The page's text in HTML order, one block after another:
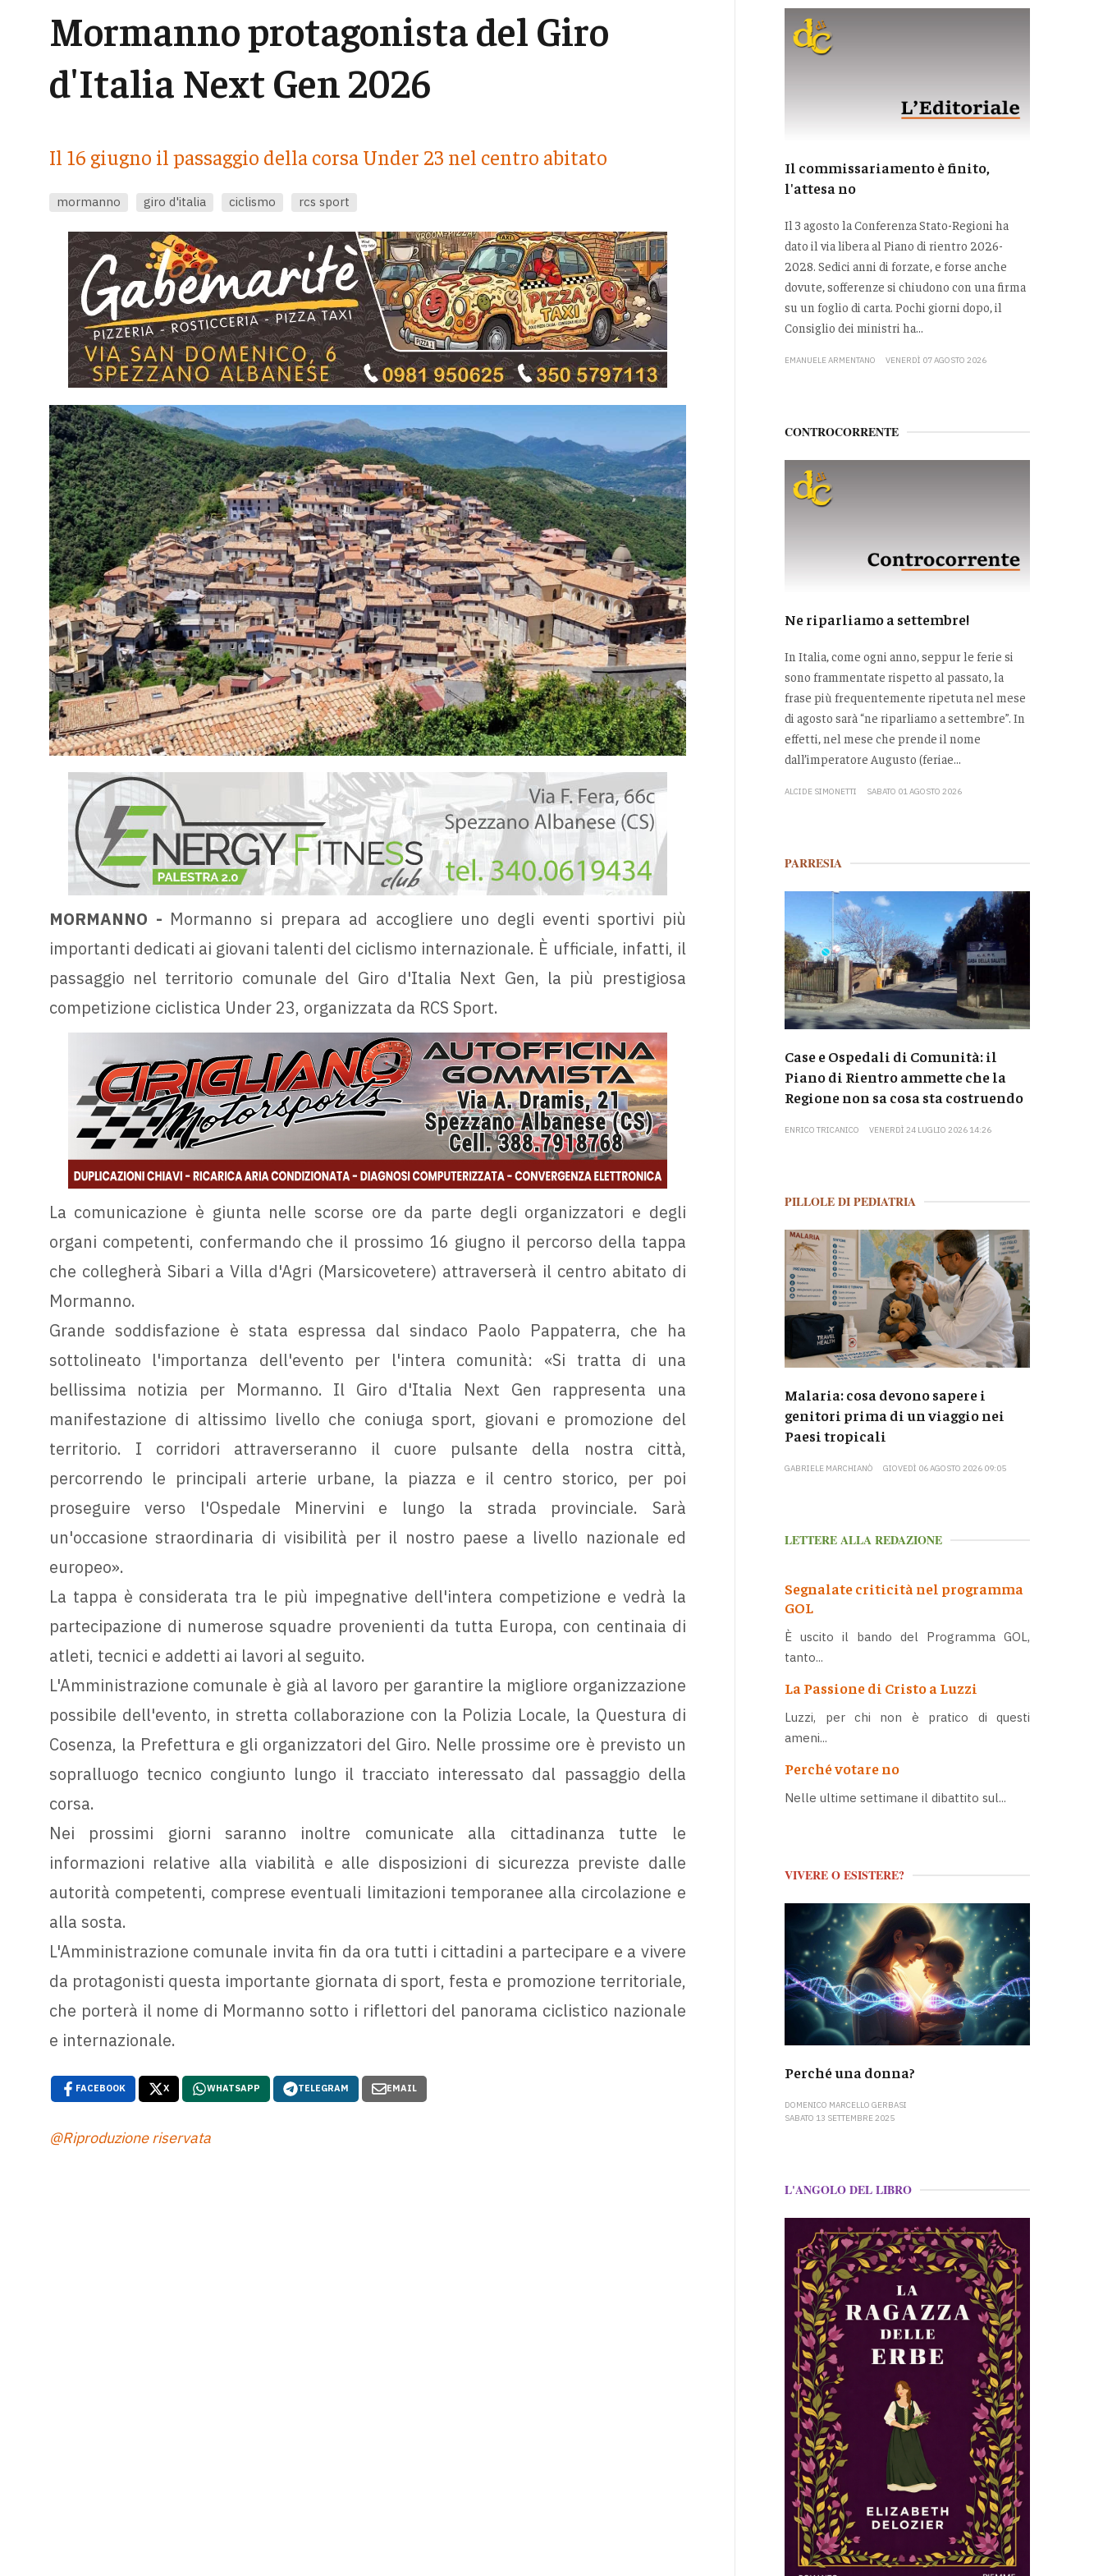
Mormanno protagonista del Giro
d'Italia Next Gen 2026
Il 16 giugno il passaggio della corsa Under 23 nel centro abitato
mormanno giro d'italia ciclismo rcs sport
MORMANNO - Mormanno si prepara ad accogliere uno degli eventi sportivi più
importanti dedicati ai giovani talenti del ciclismo internazionale. È ufficiale, infatti, il
passaggio nel territorio comunale del Giro d'Italia Next Gen, la più prestigiosa
competizione ciclistica Under 23, organizzata da RCS Sport.
La comunicazione è giunta nelle scorse ore da parte degli organizzatori e degli
organi competenti, confermando che il prossimo 16 giugno il percorso della tappa
che collegherà Sibari a Villa d'Agri (Marsicovetere) attraverserà il centro abitato di
Mormanno.
Grande soddisfazione è stata espressa dal sindaco Paolo Pappaterra, che ha
sottolineato l'importanza dell'evento per l'intera comunità: «Si tratta di una
bellissima notizia per Mormanno. Il Giro d'Italia Next Gen rappresenta una
manifestazione di altissimo livello che coniuga sport, giovani e promozione del
territorio. I corridori attraverseranno il cuore pulsante della nostra città,
percorrendo le principali arterie urbane, la piazza e il centro storico, per poi
proseguire verso l'Ospedale Minervini e lungo la strada provinciale. Sarà
un'occasione straordinaria di visibilità per il nostro paese a livello nazionale ed
europeo».
La tappa è considerata tra le più impegnative dell'intera competizione e vedrà la
partecipazione di numerose squadre provenienti da tutta Europa, con centinaia di
atleti, tecnici e addetti ai lavori al seguito.
L'Amministrazione comunale è già al lavoro per garantire la migliore organizzazione
possibile dell'evento, in stretta collaborazione con la Polizia Locale, la Questura di
Cosenza, la Prefettura e gli organizzatori del Giro. Nelle prossime ore è previsto un
sopralluogo tecnico congiunto lungo il tracciato interessato dal passaggio della
corsa.
Nei prossimi giorni saranno inoltre comunicate alla cittadinanza tutte le
informazioni relative alla viabilità e alle disposizioni di sicurezza previste dalle
autorità competenti, comprese eventuali limitazioni temporanee alla circolazione e
alla sosta.
L'Amministrazione comunale invita fin da ora tutti i cittadini a partecipare e a vivere
da protagonisti questa importante giornata di sport, festa e promozione territoriale,
che porterà il nome di Mormanno sotto i riflettori del panorama ciclistico nazionale
e internazionale.
FACEBOOK X WHATSAPP TELEGRAM EMAIL
@Riproduzione riservata
Il commissariamento è finito,
l'attesa no
Il 3 agosto la Conferenza Stato-Regioni ha
dato il via libera al Piano di rientro 2026-
2028. Sedici anni di forzate, e forse anche
dovute, sofferenze si chiudono con una firma
su un foglio di carta. Pochi giorni dopo, il
Consiglio dei ministri ha...
EMANUELE ARMENTANO VENERDÌ 07 AGOSTO 2026
CONTROCORRENTE
Ne riparliamo a settembre!
In Italia, come ogni anno, seppur le ferie si
sono frammentate rispetto al passato, la
frase più frequentemente ripetuta nel mese
di agosto sarà “ne riparliamo a settembre”. In
effetti, nel mese che prende il nome
dall’imperatore Augusto (feriae...
ALCIDE SIMONETTI SABATO 01 AGOSTO 2026
PARRESIA
Case e Ospedali di Comunità: il
Piano di Rientro ammette che la
Regione non sa cosa sta costruendo
ENRICO TRICANICO VENERDÌ 24 LUGLIO 2026 14:26
PILLOLE DI PEDIATRIA
Malaria: cosa devono sapere i
genitori prima di un viaggio nei
Paesi tropicali
GABRIELE MARCHIANÒ GIOVEDÌ 06 AGOSTO 2026 09:05
LETTERE ALLA REDAZIONE
Segnalate criticità nel programma
GOL
È uscito il bando del Programma GOL,
tanto...
La Passione di Cristo a Luzzi
Luzzi, per chi non è pratico di questi
ameni...
Perché votare no
Nelle ultime settimane il dibattito sul...
VIVERE O ESISTERE?
Perché una donna?
DOMENICO MARCELLO GERBASI
SABATO 13 SETTEMBRE 2025
L'ANGOLO DEL LIBRO